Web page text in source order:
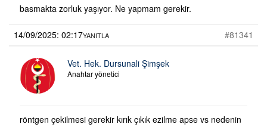
basmakta zorluk yaşıyor. Ne yapmam gerekir.
14/09/2025: 02:17 #81341
YANITLA
Vet. Hek. Dursunali Şimşek
Anahtar yönetici
röntgen çekilmesi gerekir kırık çıkık ezilme apse vs nedenin